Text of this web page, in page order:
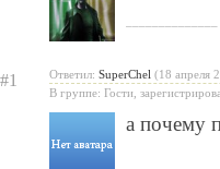
#1 Ответил: SuperChel (18 апреля
В группе: Гости,
а почему